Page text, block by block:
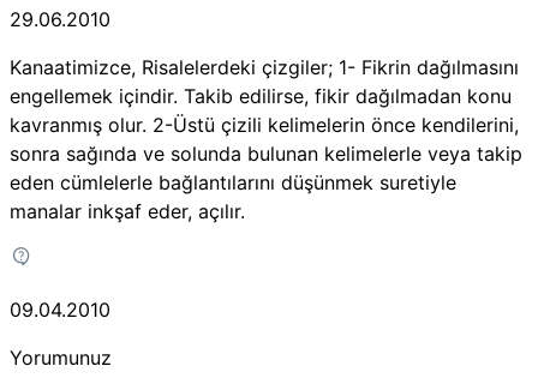
29.06.2010
Kanaatimizce, Risalelerdeki çizgiler; 1- Fikrin dağılmasını
engellemek içindir. Takib edilirse, fikir dağılmadan konu
kavranmış olur. 2-Üstü çizili kelimelerin önce kendilerini,
sonra sağında ve solunda bulunan kelimelerle veya takip
eden cümlelerle bağlantılarını düşünmek suretiyle
manalar inkşaf eder, açılır.
09.04.2010
Yorumunuz